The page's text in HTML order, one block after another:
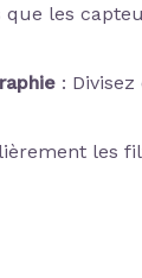
les
:
les